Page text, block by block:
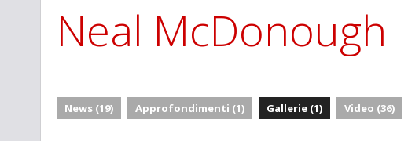
STAR TREK: STRANGE NEW WORLDS
Neal McDonough
News (19) Approfondimenti (1) Gallerie (1) Video (36)